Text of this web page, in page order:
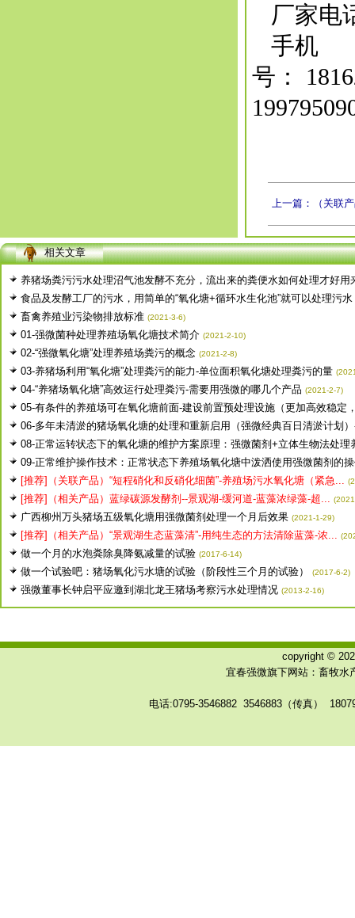
厂家电
手机
号：
上一篇：（关联
相关文章
养猪场粪污污水处理沼气池发酵不充分，流出来的粪便水如何处理才好用
食品及发酵工厂的污水，用简单的“氧化塘+循环水生化池”就可以处理污
畜禽养殖业污染物排放标准 (2021-3-6)
01-强微菌种处理养殖场氧化塘技术简介 (2021-2-10)
02-“强微氧化塘”处理养殖场粪污的概念 (2021-2-8)
03-养猪场利用“氧化塘”处理粪污的能力-单位面积氧化塘处理粪污的量
04-“养猪场氧化塘”高效运行处理粪污-需要用强微的哪几个产品 (2021-2-7)
05-有条件的养殖场可在氧化塘前面-建设前置预处理设施（更加高效稳定
06-多年未清淤的猪场氧化塘的处理和重新启用（强微经典百日清淤计划
08-正常运转状态下的氧化塘的维护方案原理：强微菌剂+立体生物法处理
09-正常维护操作技术：正常状态下养殖场氧化塘中泼洒使用强微菌剂的
[推荐]（关联产品）“短程硝化和反硝化细菌”-养殖场污水氧化塘（紧急...
[推荐]（相关产品）蓝绿碳源发酵剂--景观湖-缓河道-蓝藻浓绿藻-超...
广西柳州万头猪场五级氧化塘用强微菌剂处理一个月后效果 (2021-1-29)
[推荐]（相关产品）“景观湖生态蓝藻清”-用纯生态的方法清除蓝藻-浓...
做一个月的水泡粪除臭降氨减量的试验 (2017-6-14)
做一个试验吧：猪场氧化污水塘的试验（阶段性三个月的试验） (2017-6-2)
强微董事长钟启平应邀到湖北龙王猪场考察污水处理情况 (2013-2-16)
copyright ©
宜春强微旗下网站：畜牧水
电话:0795-3546882 3546883（传真）